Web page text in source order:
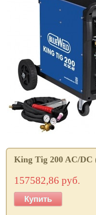
King Tig 200 AC/DC
157582,86 руб.
Купить